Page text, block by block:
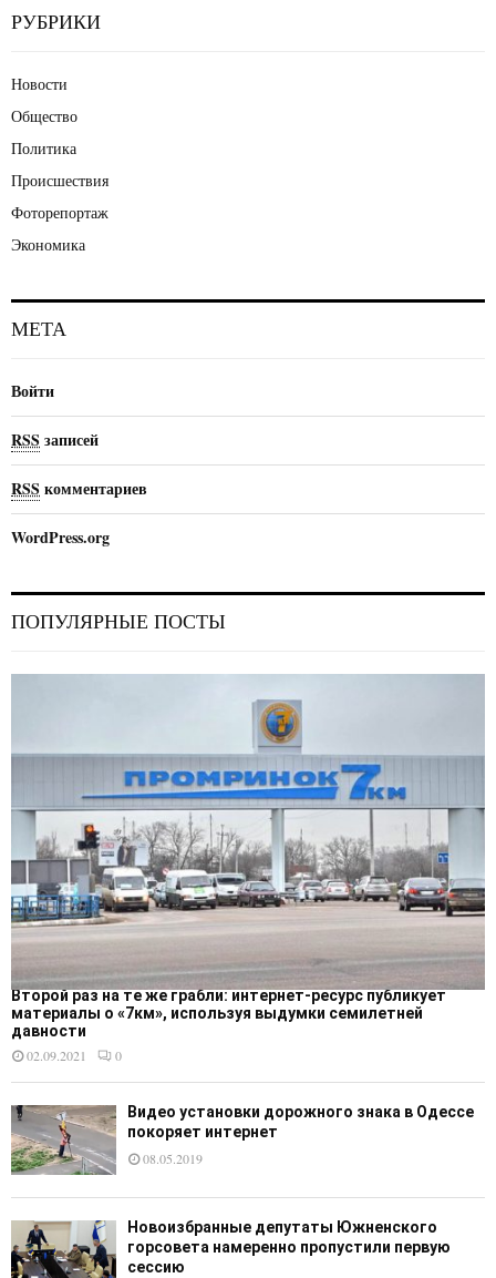
РУБРИКИ
Новости
Общество
Политика
Происшествия
Фоторепортаж
Экономика
МЕТА
Войти
RSS записей
RSS комментариев
WordPress.org
ПОПУЛЯРНЫЕ ПОСТЫ
Второй раз на те же грабли: интернет-ресурс публикует
материалы о «7км», используя выдумки семилетней
давности
02.09.2021
0
Видео установки дорожного знака в Одессе
покоряет интернет
08.05.2019
Новоизбранные депутаты Южненского
горсовета намеренно пропустили первую
сессию